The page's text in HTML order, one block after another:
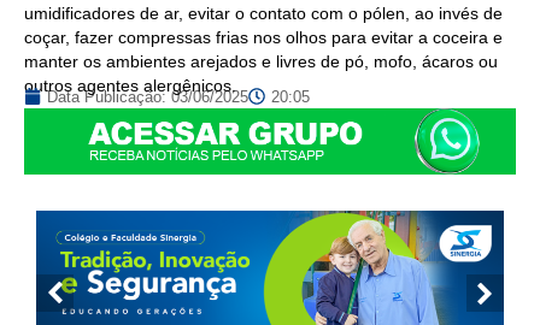
umidificadores de ar, evitar o contato com o pólen, ao invés de
coçar, fazer compressas frias nos olhos para evitar a coceira e
manter os ambientes arejados e livres de pó, mofo, ácaros ou
outros agentes alergênicos.
Data Publicação:03/06/2025 20:05